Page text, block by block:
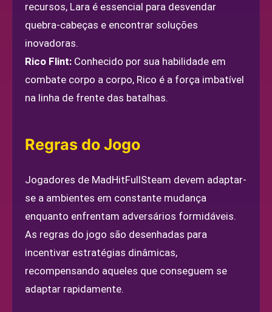
recursos, Lara é essencial para desvendar
quebra-cabeças e encontrar soluções
inovadoras.
Rico Flint: Conhecido por sua habilidade em
combate corpo a corpo, Rico é a força imbatível
na linha de frente das batalhas.
Regras do Jogo
Jogadores de MadHitFullSteam devem adaptar-
se a ambientes em constante mudança
enquanto enfrentam adversários formidáveis.
As regras do jogo são desenhadas para
incentivar estratégias dinâmicas,
recompensando aqueles que conseguem se
adaptar rapidamente.